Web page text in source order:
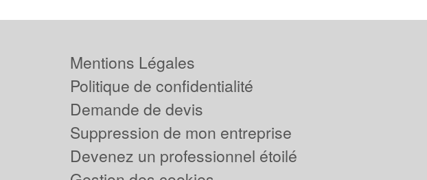
Mentions Légales
Politique de confidentialité
Demande de devis
Suppression de mon entreprise
Devenez un professionnel étoilé